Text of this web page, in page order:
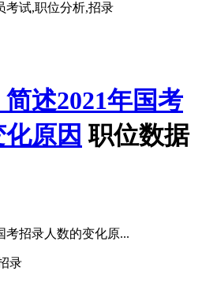
考试,职位分析,招录
述2021年国考
原因 职位数据
考招录人数的变化原...
录